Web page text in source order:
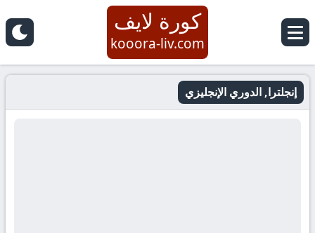
كورة لايف
kooora-liv.com
إنجلترا, الدوري الإنجليزي